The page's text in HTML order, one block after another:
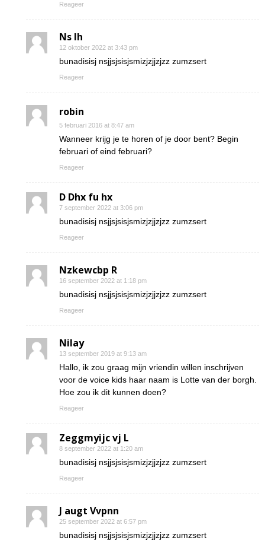
Reageer
Ns Ih
12 oktober 2022 at 3:43 pm
bunadisisj nsjjsjsisjsmizjzjjzjzz zumzsert
Reageer
robin
5 februari 2016 at 8:47 am
Wanneer krijg je te horen of je door bent? Begin
februari of eind februari?
Reageer
D Dhx fu hx
7 september 2022 at 3:06 pm
bunadisisj nsjjsjsisjsmizjzjjzjzz zumzsert
Reageer
Nzkewcbp R
16 september 2022 at 1:18 pm
bunadisisj nsjjsjsisjsmizjzjjzjzz zumzsert
Reageer
Nilay
13 september 2019 at 9:13 am
Hallo, ik zou graag mijn vriendin willen inschrijven
voor de voice kids haar naam is Lotte van der borgh.
Hoe zou ik dit kunnen doen?
Reageer
Zeggmyijc vj L
8 september 2022 at 1:20 am
bunadisisj nsjjsjsisjsmizjzjjzjzz zumzsert
Reageer
J augt Vvpnn
25 september 2022 at 6:57 pm
bunadisisj nsjjsjsisjsmizjzjjzjzz zumzsert